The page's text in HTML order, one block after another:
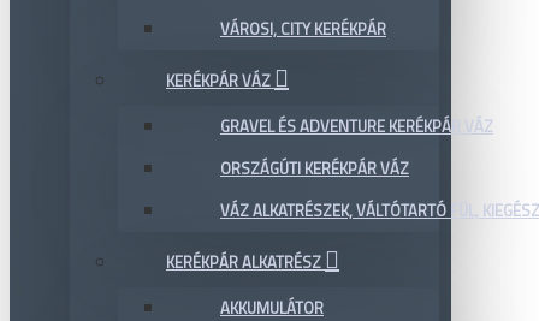
VÁROSI, CITY KERÉKPÁR
KERÉKPÁR VÁZ
GRAVEL ÉS ADVENTURE KERÉKPÁR VÁZ
ORSZÁGÚTI KERÉKPÁR VÁZ
VÁZ ALKATRÉSZEK, VÁLTÓTARTÓ FÜL,
KERÉKPÁR ALKATRÉSZ
AKKUMULÁTOR